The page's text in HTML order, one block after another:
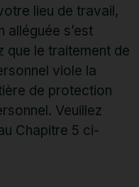
lieu de travail,
alléguée s’est
que le traitement de
viole la
de protection
Veuillez
Chapitre 5 ci-